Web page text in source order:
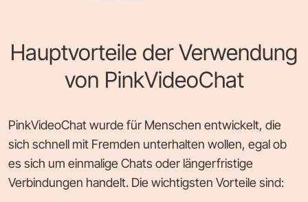
Hauptvorteile der Verwendung
von PinkVideoChat
PinkVideoChat wurde für Menschen entwickelt, die
sich schnell mit Fremden unterhalten wollen, egal ob
es sich um einmalige Chats oder längerfristige
Verbindungen handelt. Die wichtigsten Vorteile sind: